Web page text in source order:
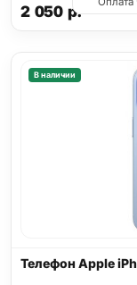
2 050 р.
В наличии
Телефон Apple